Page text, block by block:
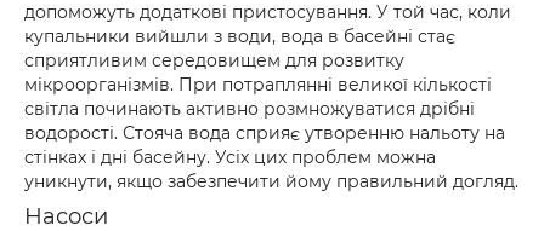
допоможуть додаткові пристосування. У той час, коли
купальники вийшли з води, вода в басейні стає
сприятливим середовищем для розвитку
мікроорганізмів. При потраплянні великої кількості
світла починають активно розмножуватися дрібні
водорості. Стояча вода сприяє утворенню нальоту на
стінках і дні басейну. Усіх цих проблем можна
уникнути, якщо забезпечити йому правильний догляд.
Насоси